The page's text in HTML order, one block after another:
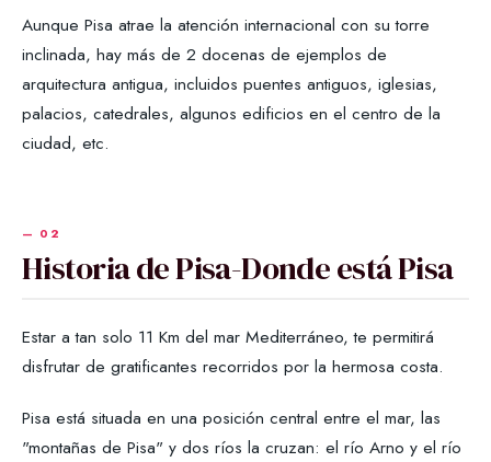
Aunque Pisa atrae la atención internacional con su torre
inclinada, hay más de 2 docenas de ejemplos de
arquitectura antigua, incluidos puentes antiguos, iglesias,
palacios, catedrales, algunos edificios en el centro de la
ciudad, etc.
Historia de Pisa-Donde está Pisa
Estar a tan solo 11 Km del mar Mediterráneo, te permitirá
disfrutar de gratificantes recorridos por la hermosa costa.
Pisa está situada en una posición central entre el mar, las
"montañas de Pisa" y dos ríos la cruzan: el río Arno y el río